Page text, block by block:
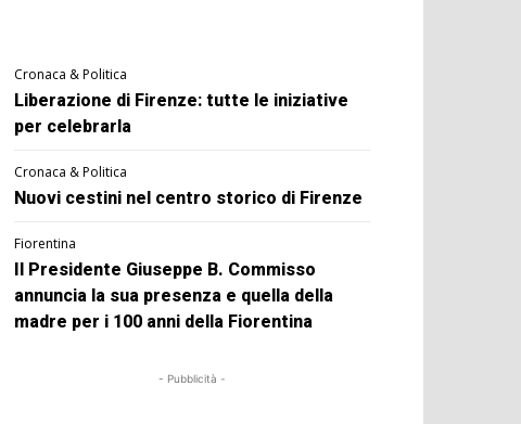
Cronaca & Politica
Liberazione di Firenze: tutte le iniziative
per celebrarla
Cronaca & Politica
Nuovi cestini nel centro storico di Firenze
Fiorentina
Il Presidente Giuseppe B. Commisso
annuncia la sua presenza e quella della
madre per i 100 anni della Fiorentina
- Pubblicità -